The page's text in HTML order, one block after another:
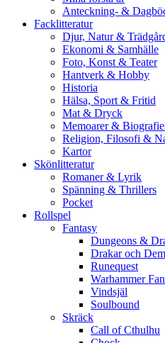
Anteckning- &
Facklitteratur
Djur, Natur &
Ekonomi & Samhälle
Foto, Konst & Teater
Hantverk & Hobby
Historia
Hälsa, Sport & Fritid
Mat & Dryck
Memoarer &
Religion, Filosofi &
Kartor
Skönlitteratur
Romaner & Lyrik
Spänning & Thrillers
Pocket
Rollspel
Fantasy
Dungeons &
Drakar och
Runequest
Warhammer
Vindsjäl
Soulbound
Skräck
Call of Cthulhu